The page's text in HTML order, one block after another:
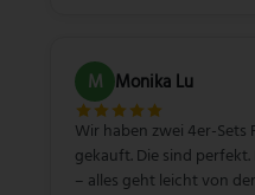
M Monika Lu
Wir haben zwei 4er-Sets
gekauft. Die sind
– alles geht leicht von